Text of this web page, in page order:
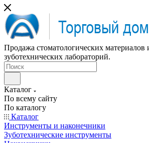
Продажа стоматологических материалов
зуботехнических лабораторий.
Каталог
По всему сайту
По каталогу
Каталог
Инструменты и наконечники
Зуботехнические инструменты